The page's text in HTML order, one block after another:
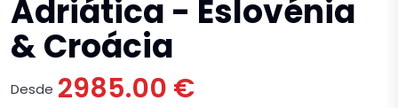
Adriática - Eslovénia
& Croácia
Desde 2985.00 €